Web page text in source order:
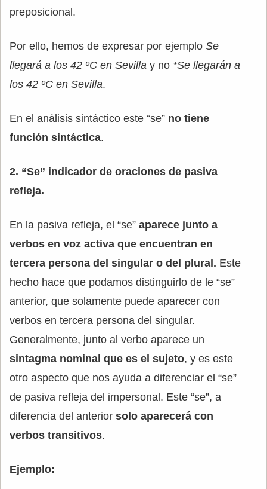
preposicional.
Por ello, hemos de expresar por ejemplo Se
llegará a los 42 ºC en Sevilla y no *Se llegarán a
los 42 ºC en Sevilla.
En el análisis sintáctico este “se” no tiene
función sintáctica.
2. “Se” indicador de oraciones de pasiva
refleja.
En la pasiva refleja, el “se” aparece junto a
verbos en voz activa que encuentran en
tercera persona del singular o del plural. Este
hecho hace que podamos distinguirlo de le “se”
anterior, que solamente puede aparecer con
verbos en tercera persona del singular.
Generalmente, junto al verbo aparece un
sintagma nominal que es el sujeto, y es este
otro aspecto que nos ayuda a diferenciar el “se”
de pasiva refleja del impersonal. Este “se”, a
diferencia del anterior solo aparecerá con
verbos transitivos.
Ejemplo: